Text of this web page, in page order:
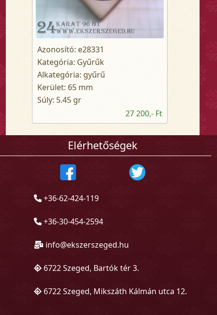
Azonosító: e28331
Kategória: Gyűrűk
Alkategória: gyűrű
Kerület: 65 mm
Súly: 5.45 gr
27 200,- Ft
Elérhetőségek
+36-62-424-119
+36-30-454-2594
info@ekszerszeged.hu
6722 Szeged, Bartók tér 3.
6722 Szeged, Mikszáth Kálmán utca 12.